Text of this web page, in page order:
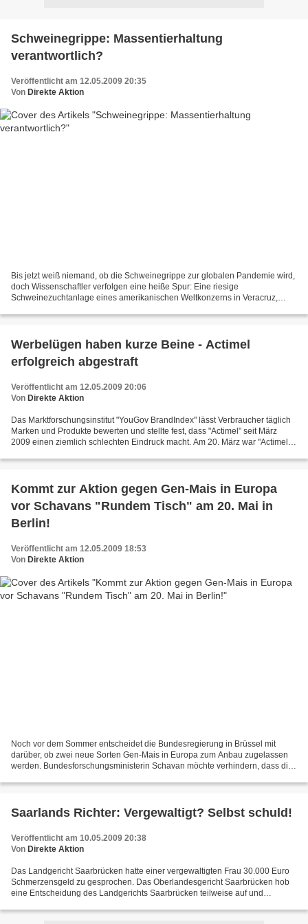
Schweinegrippe: Massentierhaltung
verantwortlich?
Veröffentlicht am 12.05.2009 20:35
Von Direkte Aktion
Bis jetzt weiß niemand, ob die Schweinegrippe zur globalen Pandemie wird,
doch Wissenschaftler verfolgen eine heiße Spur: Eine riesige
Schweinezuchtanlage eines amerikanischen Weltkonzerns in Veracruz,
Werbelügen haben kurze Beine - Actimel
erfolgreich abgestraft
Veröffentlicht am 12.05.2009 20:06
Von Direkte Aktion
Das Marktforschungsinstitut "YouGov BrandIndex" lässt Verbraucher täglich
Marken und Produkte bewerten und stellte fest, dass "Actimel" seit März
2009 einen ziemlich schlechten Eindruck macht. Am 20. März war "Actimel"
Kommt zur Aktion gegen Gen-Mais in Europa
vor Schavans "Rundem Tisch" am 20. Mai in
Berlin!
Veröffentlicht am 12.05.2009 18:53
Von Direkte Aktion
Noch vor dem Sommer entscheidet die Bundesregierung in Brüssel mit
darüber, ob zwei neue Sorten Gen-Mais in Europa zum Anbau zugelassen
werden. Bundesforschungsministerin Schavan möchte verhindern, dass die
Saarlands Richter: Vergewaltigt? Selbst schuld!
Veröffentlicht am 10.05.2009 20:38
Von Direkte Aktion
Das Landgericht Saarbrücken hatte einer vergewaltigten Frau 30.000 Euro
Schmerzensgeld zu gesprochen. Das Oberlandesgericht Saarbrücken hob
eine Entscheidung des Landgerichts Saarbrücken teilweise auf und